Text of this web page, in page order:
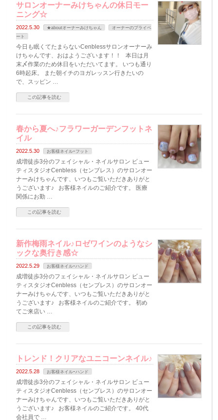
サロンオーナーみけちゃんの休日モー
ニング☆
2022.5.30 ★aboutオーナーみけちゃん
オーナーのプライベ
ート
今日も眠くてたまらないCenblessサロンオーナーみ
けちゃんです、おはようございます！！ 本日は月
末〆作業のため休日をいただいてます。 いつも通り
6時起床。 また朝イチのヨガレッスン行きたいの
で、スッピン …
この記事を読む
春から夏へ♪フラワーガーデンフットネ
イル
2022.5.30 お客様ネイルｰフット
成増徒歩3分のフェイシャル・ネイルサロン ビュー
ティスタジオCenbless（センブレス）のサロンオー
ナーみけちゃんです、いつもご覧いただきありがと
うございます♪ お客様ネイルのご紹介です。 医療
関係にお勤 …
この記事を読む
新作梅雨ネイル♪ロゼワインのようなシ
ックな奥行き感☆
2022.5.29 お客様ネイルｰハンド
成増徒歩3分のフェイシャル・ネイルサロン ビュー
ティスタジオCenbless（センブレス）のサロンオー
ナーみけちゃんです、いつもご覧いただきありがと
うございます♪ お客様ネイルのご紹介です。 初め
てご来店い …
この記事を読む
トレンド！クリアなユニコーンネイル♪
2022.5.28 お客様ネイルｰハンド
成増徒歩3分のフェイシャル・ネイルサロン ビュー
ティスタジオCenbless（センブレス）のサロンオー
ナーみけちゃんです、いつもご覧いただきありがと
うございます♪ お客様ネイルのご紹介です。 40代
会社員で …